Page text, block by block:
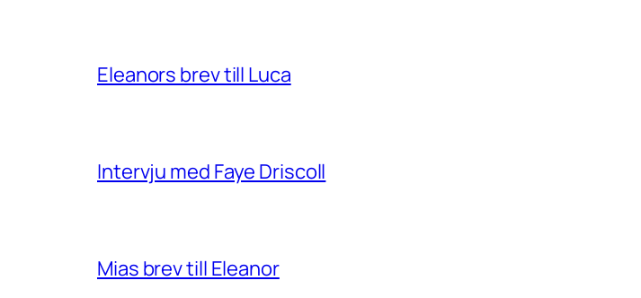
Eleanors brev till Luca
Intervju med Faye Driscoll
Mias brev till Eleanor